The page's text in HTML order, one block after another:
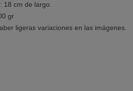
: 18 cm de largo.
gr
ligeras variaciones en las imágenes.